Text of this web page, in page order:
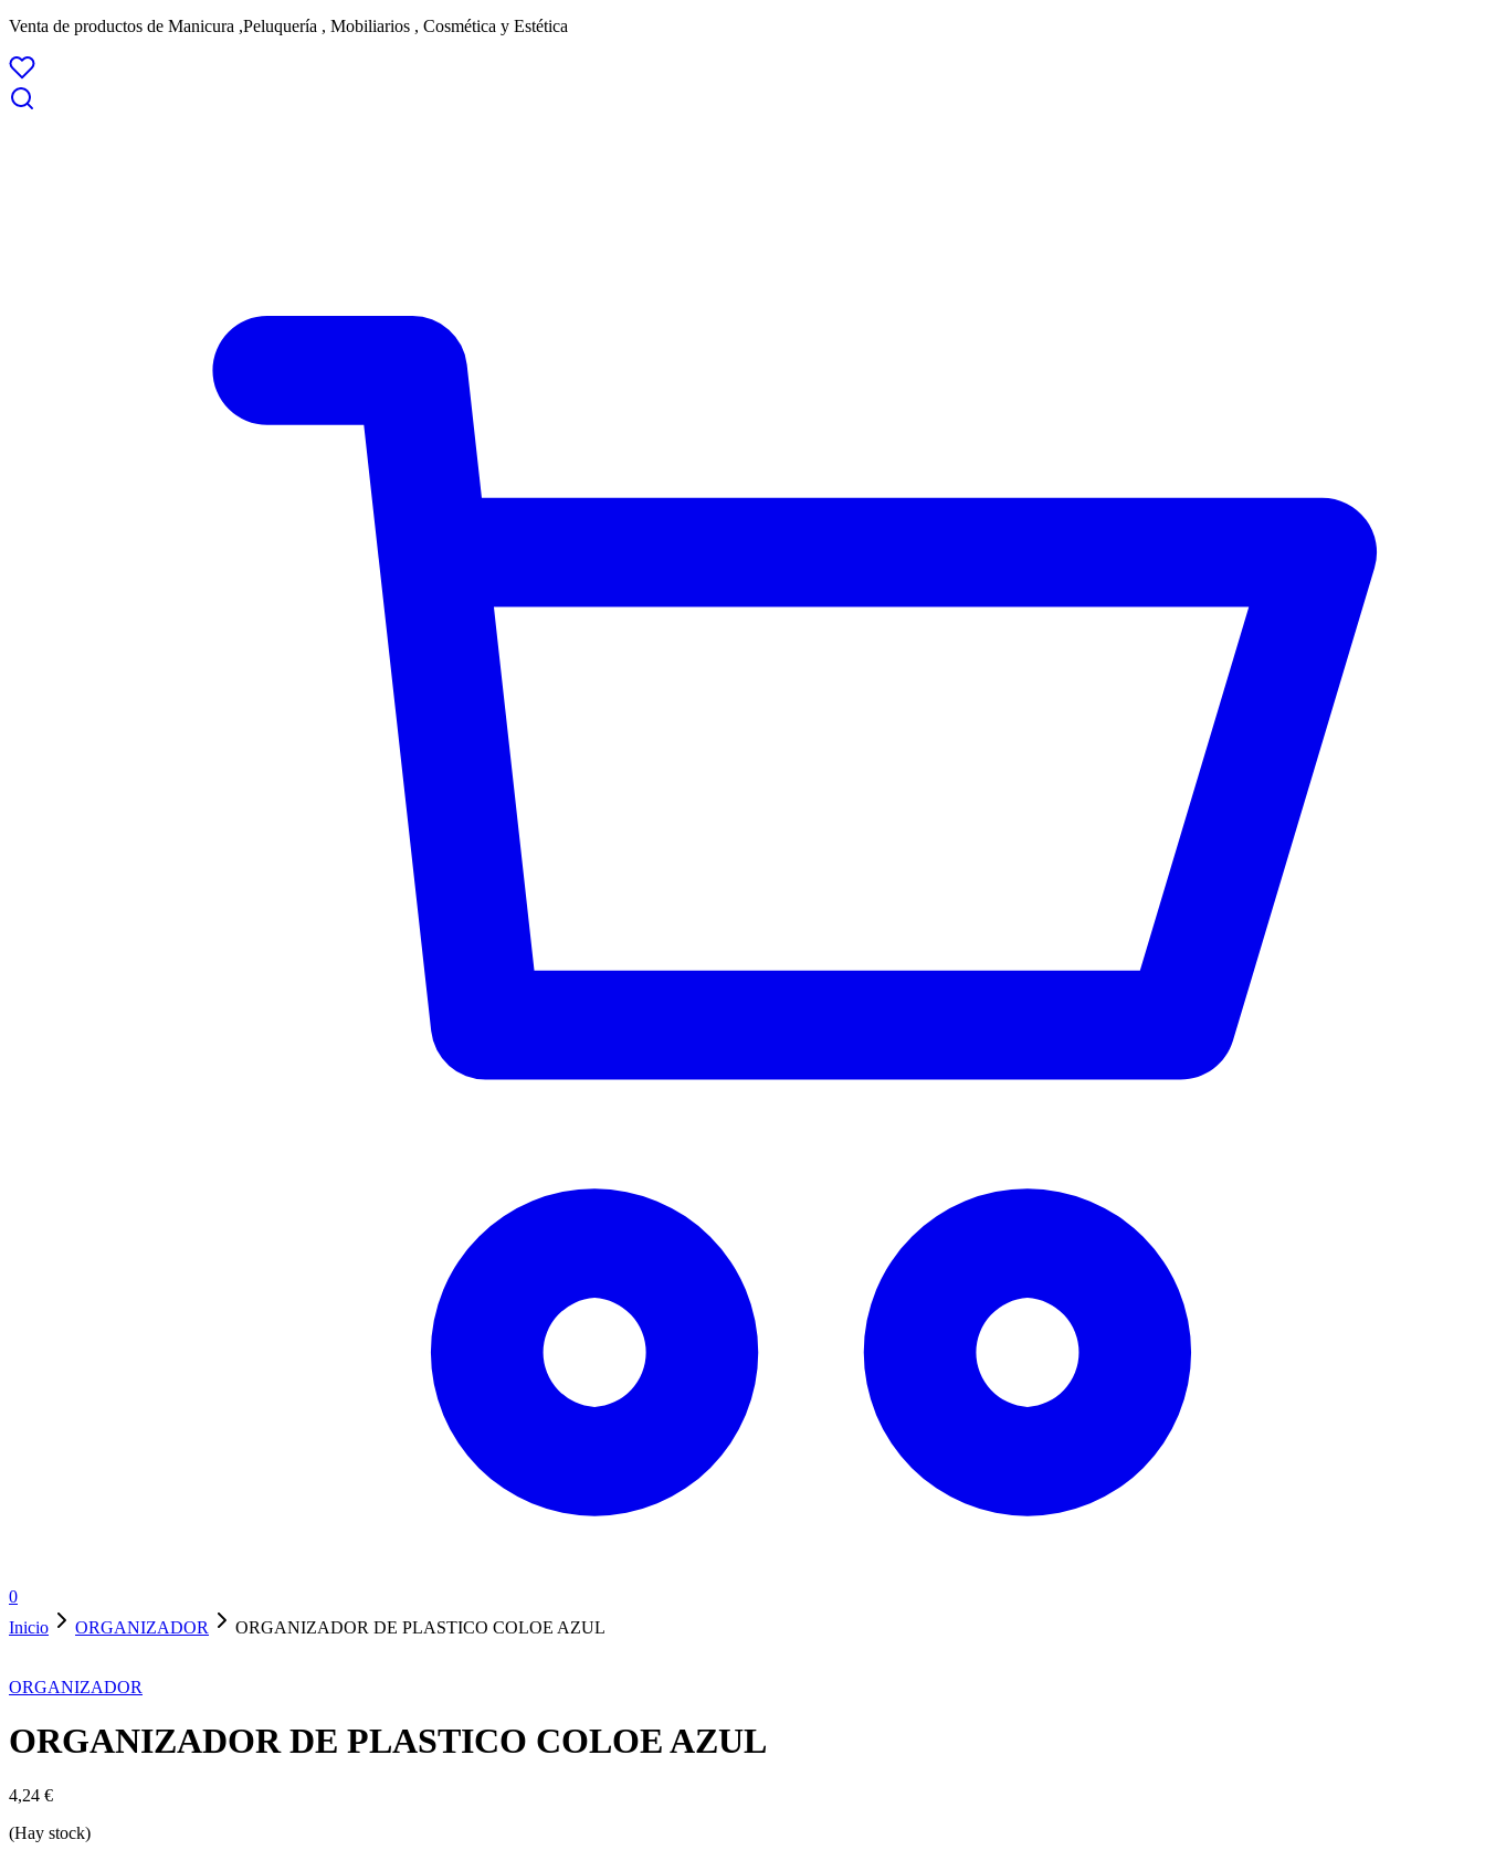
Venta de productos de Manicura ,Peluquería , Mobiliarios , Cosmética y Estética
0
Inicio
ORGANIZADOR ORGANIZADOR DE PLASTICO COLOE AZUL
ORGANIZADOR
ORGANIZADOR DE PLASTICO COLOE AZUL
4,24 €
(Hay stock)